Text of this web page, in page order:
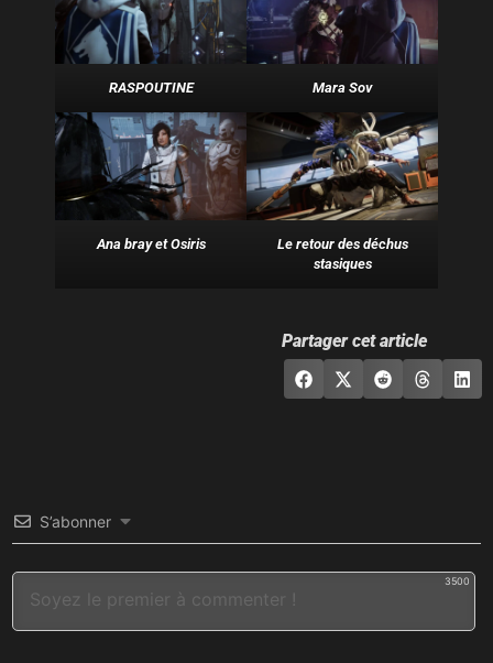
RASPOUTINE Mara Sov
Ana bray et Osiris
Le retour des déchus
stasiques
Partager cet article
S’abonner
3500